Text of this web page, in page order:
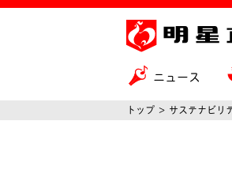
ニュース
トップ サステナビリ